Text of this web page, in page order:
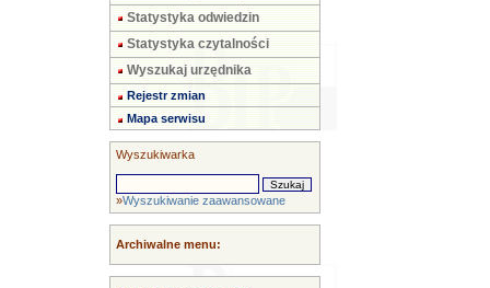
Statystyka odwiedzin
Statystyka czytalności
Wyszukaj urzędnika
Rejestr zmian
Mapa serwisu
Wyszukiwarka
»Wyszukiwanie zaawansowane
Archiwalne menu: